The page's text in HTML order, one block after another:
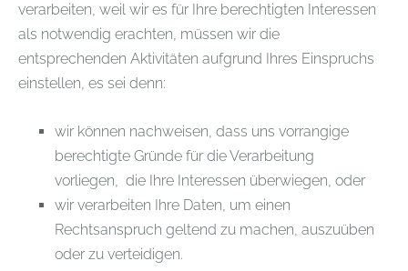
verarbeiten, weil wir es für Ihre berechtigten Interessen
als notwendig erachten, müssen wir die
entsprechenden Aktivitäten aufgrund Ihres Einspruchs
einstellen, es sei denn:
wir können nachweisen, dass uns vorrangige
berechtigte Gründe für die Verarbeitung
vorliegen, die Ihre Interessen überwiegen, oder
wir verarbeiten Ihre Daten, um einen
Rechtsanspruch geltend zu machen, auszuüben
oder zu verteidigen.